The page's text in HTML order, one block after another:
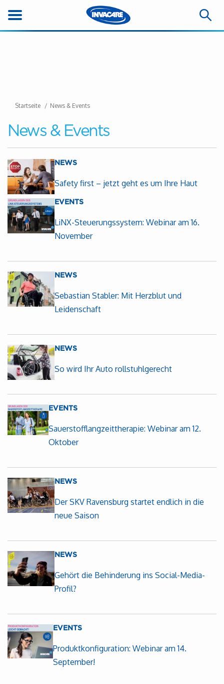
Startseite News & Events
News & Events
NEWS
Safety first – jetzt geht es um Ihre Haut
EVENTS
LiNX-Steuerungssystem: Webinar am 16.
November
NEWS
Sebastian Stabler: Mit Herzblut und
Leidenschaft
NEWS
So wird Ihr Auto rollstuhlgerecht
EVENTS
Sauerstofflangzeittherapie: Webinar am 12.
Oktober
NEWS
Der SKV Ravensburg startet endlich in die
neue Saison
NEWS
Gehört die Behinderung ins Social-Media-
Profil?
EVENTS
Produktkonfiguration: Webinar am 14.
September!